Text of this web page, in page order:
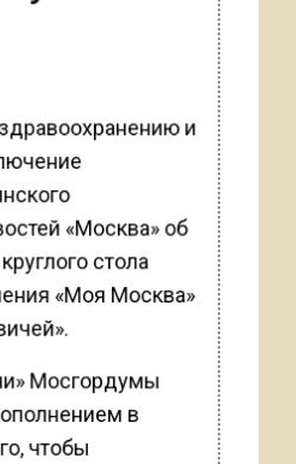
и
«Москва» об
стола
«Моя Москва»
Мосгордумы
в
чтобы